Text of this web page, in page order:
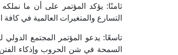
ثامنًا: يؤكد المؤتمر على أن ما
التسارع والمتغيرات العالمية في كافة
تاسعًا: يدعو المؤتمر المجتمع الدولي
السمحة في شن الحروب وإذكاء الفتن